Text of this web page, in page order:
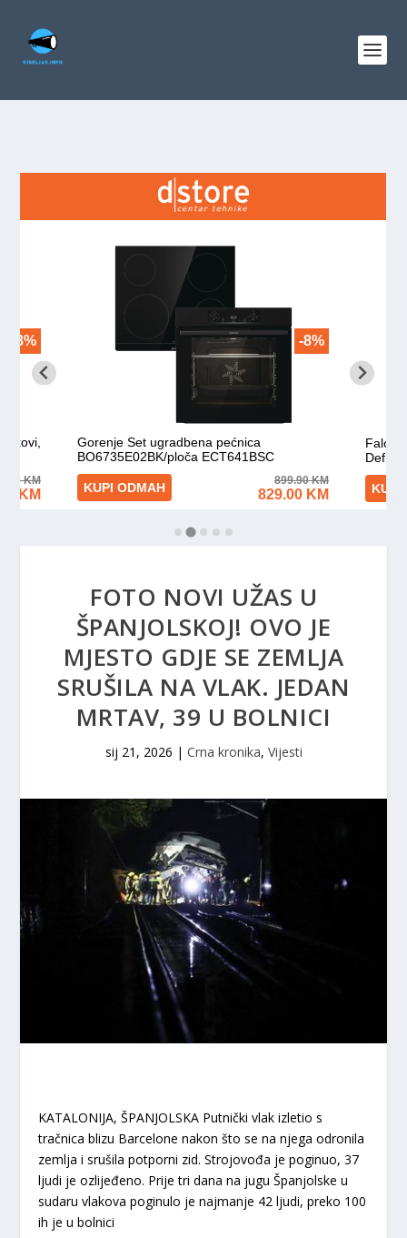
FOTO NOVI UŽAS U
ŠPANJOLSKOJ! OVO JE
MJESTO GDJE SE ZEMLJA
SRUŠILA NA VLAK. JEDAN
MRTAV, 39 U BOLNICI
sij 21, 2026 | Crna kronika, Vijesti
KATALONIJA, ŠPANJOLSKA Putnički vlak izletio s
tračnica blizu Barcelone nakon što se na njega odronila
zemlja i srušila potporni zid. Strojovođa je poginuo, 37
ljudi je ozlijeđeno. Prije tri dana na jugu Španjolske u
sudaru vlakova poginulo je najmanje 42 ljudi, preko 100
ih je u bolnici